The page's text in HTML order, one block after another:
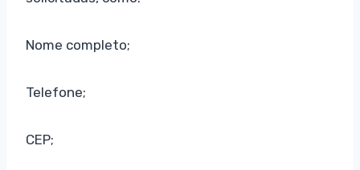
Nome completo;
Telefone;
CEP;